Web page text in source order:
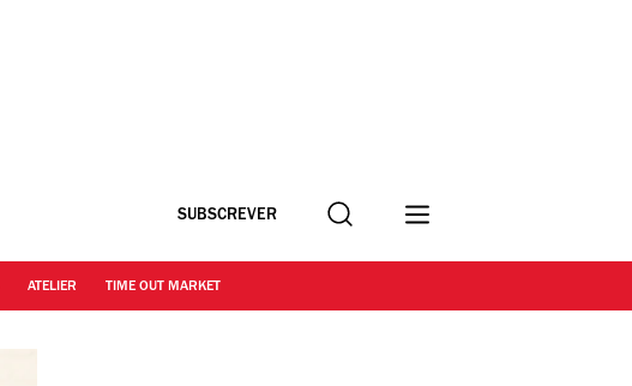
SUBSCREVER Procurar
ATELIER TIME OUT MARKET